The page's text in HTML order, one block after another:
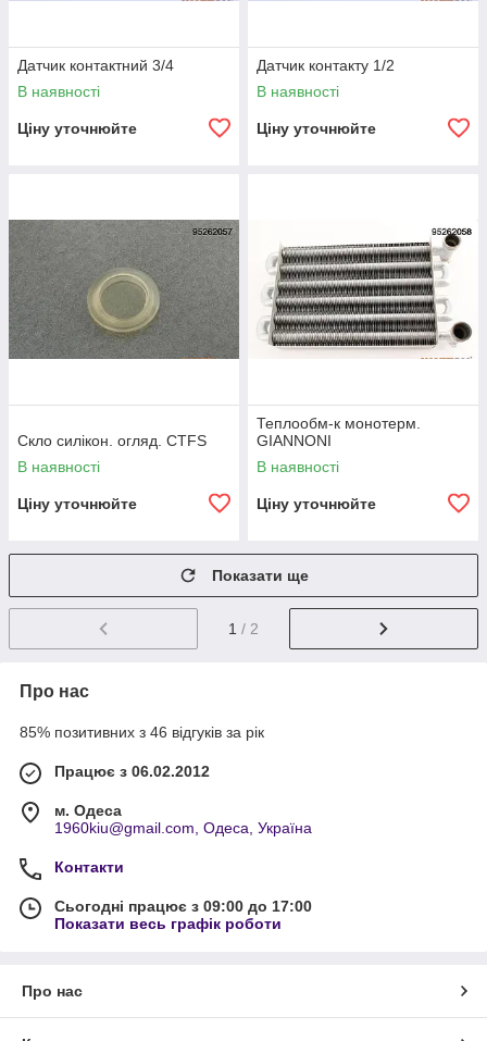
Датчик контактний 3/4
В наявності
Ціну уточнюйте
Датчик контакту 1/2
В наявності
Ціну уточнюйте
Скло силікон. огляд. CTFS
В наявності
Ціну уточнюйте
Теплообм-к монотерм.
GIANNONI
В наявності
Ціну уточнюйте
Показати ще
1 / 2
Про нас
85% позитивних з 46 відгуків за рік
Працює з 06.02.2012
м. Одеса
1960kiu@gmail.com, Одеса, Україна
Контакти
Сьогодні працює з 09:00 до 17:00
Показати весь графік роботи
Про нас